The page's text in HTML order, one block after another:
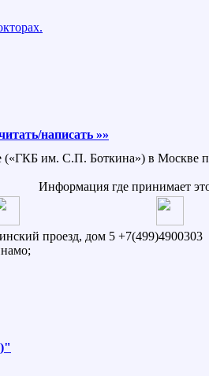
написать »»
(«ГКБ им. С.П. Боткина») в
Информация где принимает
проезд, дом 5 +7(499)4900303